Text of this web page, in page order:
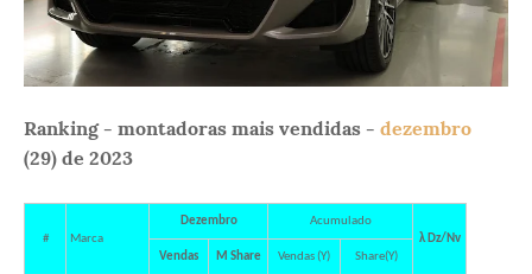
Ranking - montadoras mais vendidas - dezembro
(29) de 2023
# Marca
Dezembro
Acumulado
λ Dz/Nv
Vendas
M Share Vendas (Y) Share(Y)